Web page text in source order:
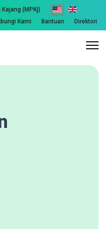
(MPKj)
Kami Bantuan Direktori